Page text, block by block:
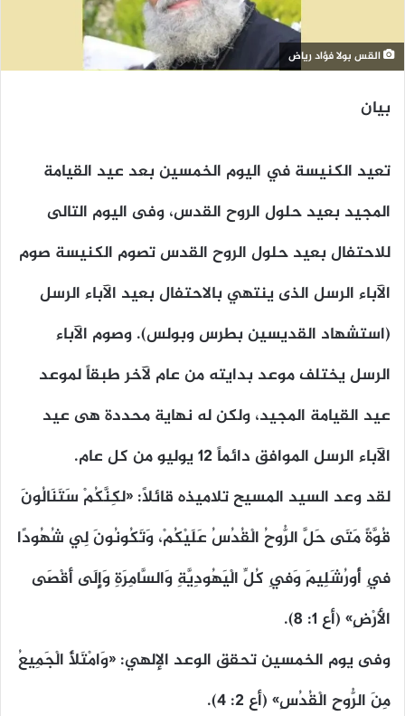
القس بولا فؤاد رياض
بيان
تعيد الكنيسة في اليوم الخمسين بعد عيد القيامة
المجيد بعيد حلول الروح القدس، وفى اليوم التالى
للاحتفال بعيد حلول الروح القدس تصوم الكنيسة صوم
الآباء الرسل الذى ينتهي بالاحتفال بعيد الآباء الرسل
(استشهاد القديسين بطرس وبولس). وصوم الآباء
الرسل يختلف موعد بدايته من عام لآخر طبقاً لموعد
عيد القيامة المجيد، ولكن له نهاية محددة هى عيد
الآباء الرسل الموافق دائماً ١٢ يوليو من كل عام.
لقد وعد السيد المسيح تلاميذه قائلاً: «لكِنَّكُمْ سَتَنَالُونَ
قُوَّةً مَتَى حَلَّ الرُّوحُ الْقُدُسُ عَلَيْكُمْ، وَتَكُونُونَ لِي شُهُودًا
فِي أُورُشَلِيمَ وَفِي كُلِّ الْيَهُودِيَّةِ وَالسَّامِرَةِ وَإِلَى أَقْصَى
الأَرْضِ» (أع ١: ٨).
وفى يوم الخمسين تحقق الوعد الإلهي: «وَامْتَلأَ الْجَمِيعُ
مِنَ الرُّوحِ الْقُدُسِ» (أع ٢: ٤).